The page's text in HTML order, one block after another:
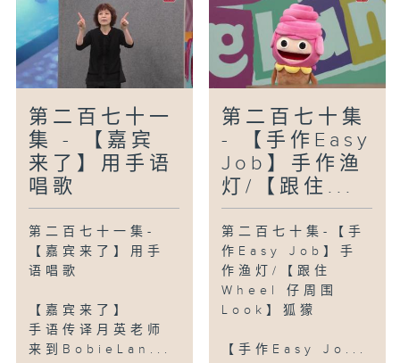
第二百七十一
集 - 【嘉宾
来了】用手语
唱歌
第二百七十一集-
【嘉宾来了】用手
语唱歌
【嘉宾来了】
手语传译月英老师
来到BobieLan...
第二百七十集
- 【手作Easy
Job】手作渔
灯/【跟住...
第二百七十集-【手
作Easy Job】手
作渔灯/【跟住
Wheel 仔周围
Look】狐獴
【手作Easy Jo...